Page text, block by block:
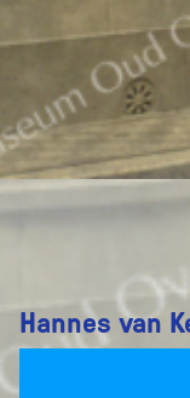
Hannes van